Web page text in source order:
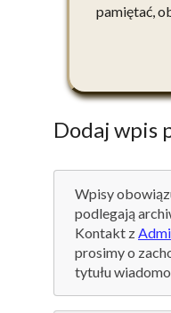
pamiętać,
Dodaj wpis
Wpisy
podlegają
Kontakt z
prosimy o
tytułu